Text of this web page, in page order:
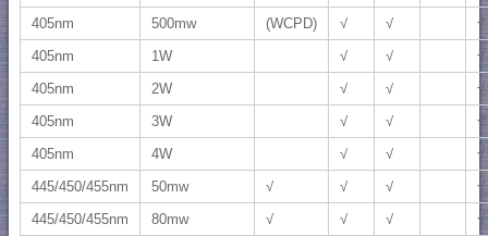
405nm
500mw (WCPD) √ √
√
405nm
1W √ √
√
405nm
2W √ √
√
405nm
3W √ √
√
405nm
4W √ √
√
445/450/455nm
50mw √ √ √
√
445/450/455nm
80mw √ √ √
√